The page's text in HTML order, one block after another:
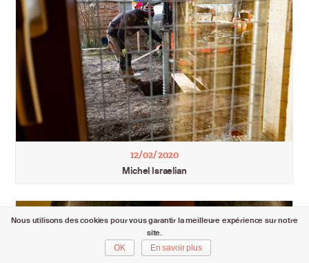
12/02/2020
Michel Israelian
Nous utilisons des cookies pour vous garantir la meilleure expérience sur notre
site.
OK
En savoir plus